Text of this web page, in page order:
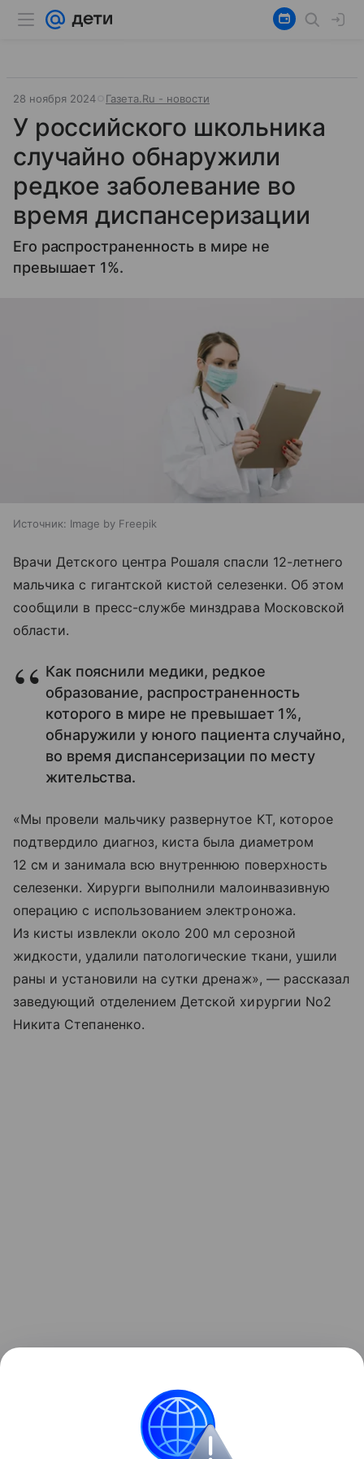
28 ноября 2024 Газета.Ru - новости
У российского школьника
случайно обнаружили
редкое заболевание во
время диспансеризации
Его распространенность в мире не
превышает 1%.
Источник: Image by Freepik
Врачи Детского центра Рошаля спасли 12-летнего
мальчика с гигантской кистой селезенки. Об этом
сообщили в пресс-службе минздрава Московской
области.
Как пояснили медики, редкое
образование, распространенность
которого в мире не превышает 1%,
обнаружили у юного пациента случайно,
во время диспансеризации по месту
жительства.
«Мы провели мальчику развернутое КТ, которое
подтвердило диагноз, киста была диаметром
12 см и занимала всю внутреннюю поверхность
селезенки. Хирурги выполнили малоинвазивную
операцию с использованием электроножа.
Из кисты извлекли около 200 мл серозной
жидкости, удалили патологические ткани, ушили
раны и установили на сутки дренаж», — рассказал
заведующий отделением Детской хирургии No2
Никита Степаненко.
кисты послужил врожденный фактор. Операция
прошла успешно, школьника уже выписали домой.